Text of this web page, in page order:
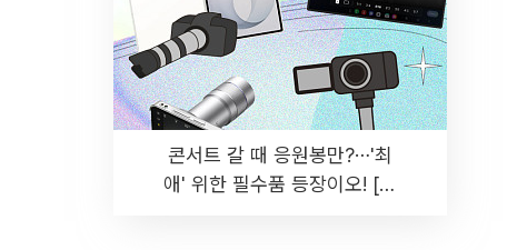
콘서트 갈 때 응원봉만?⋯'최
애' 위한 필수품 등장이오! [솔